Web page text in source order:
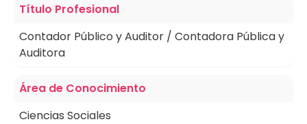
Título Profesional
Contador Público y Auditor / Contadora Pública y
Auditora
Área de Conocimiento
Ciencias Sociales